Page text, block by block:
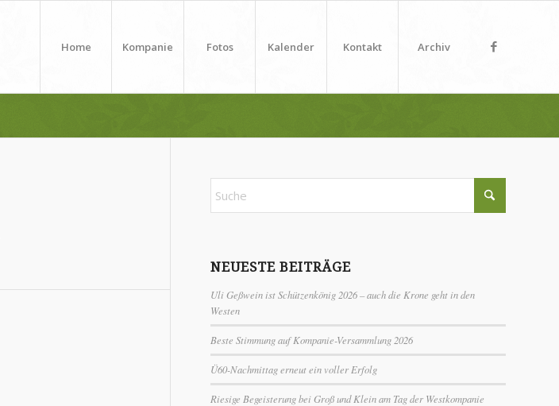
Home Kompanie Fotos Kalender Kontakt Archiv
NEUESTE BEITRÄGE
Uli Geßwein ist Schützenkönig 2026 – auch die Krone geht in den
Westen
Beste Stimmung auf Kompanie-Versammlung 2026
Ü60-Nachmittag erneut ein voller Erfolg
Riesige Begeisterung bei Groß und Klein am Tag der Westkompanie